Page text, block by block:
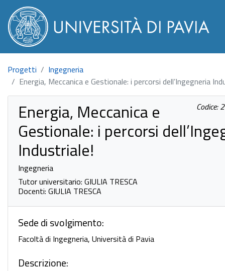
Progetti
Ingegneria
Energia, Meccanica e Gestionale: i percorsi dell’Ingegneria
Codice:
Energia, Meccanica e
Gestionale: i percorsi
Industriale!
Ingegneria
Tutor universitario: GIULIA TRESCA
Docenti: GIULIA TRESCA
Sede di svolgimento:
Facoltà di Ingegneria, Università di Pavia
Descrizione: